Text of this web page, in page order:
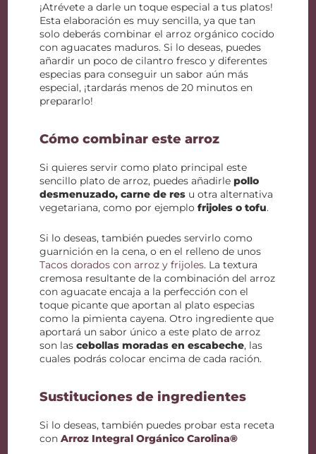
¡Atrévete a darle un toque especial a tus platos!
Esta elaboración es muy sencilla, ya que tan
solo deberás combinar el arroz orgánico cocido
con aguacates maduros. Si lo deseas, puedes
añardir un poco de cilantro fresco y diferentes
especias para conseguir un sabor aún más
especial, ¡tardarás menos de 20 minutos en
prepararlo!
Cómo combinar este arroz
Si quieres servir como plato principal este
sencillo plato de arroz, puedes añadirlepollo
desmenuzado, carne de res u otra alternativa
vegetariana, como por ejemplofrijoles o tofu.
Si lo deseas, también puedes servirlo como
guarnición en la cena, o en el relleno de unos
Tacos dorados con arroz y frijoles. La textura
cremosa resultante de la combinación del arroz
con aguacate encaja a la perfección con el
toque picante que aportan al plato especias
como la pimienta cayena. Otro ingrediente que
aportará un sabor único a este plato de arroz
son lascebollas moradas en escabeche, las
cuales podrás colocar encima de cada ración.
Sustituciones de ingredientes
Si lo deseas, también puedes probar esta receta
conArroz Integral Orgánico Carolina®